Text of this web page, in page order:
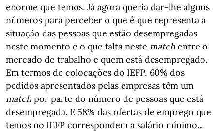
enorme que temos. Já agora queria dar-lhe alguns
números para perceber o que é que representa a
situação das pessoas que estão desempregadas
neste momento e o que falta neste match entre o
mercado de trabalho e quem está desempregado.
Em termos de colocações do IEFP, 60% dos
pedidos apresentados pelas empresas têm um
match por parte do número de pessoas que está
desempregada. E 58% das ofertas de emprego que
temos no IEFP correspondem a salário mínimo...